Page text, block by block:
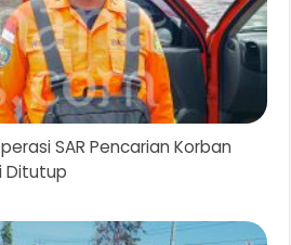
SAR Pencarian Korban
Ditutup